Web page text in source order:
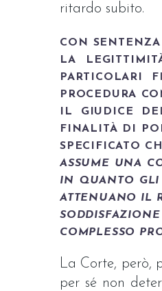
ritardo subito.
CON
LA
PARTICOLARI
PROCEDURA
IL GIUDICE
FINALITÀ DI
SPECIFICATO
ASSUME UNA
IN QUANTO GLI
ATTENUANO IL
COMPLESSO
La Corte, però,
per sé non